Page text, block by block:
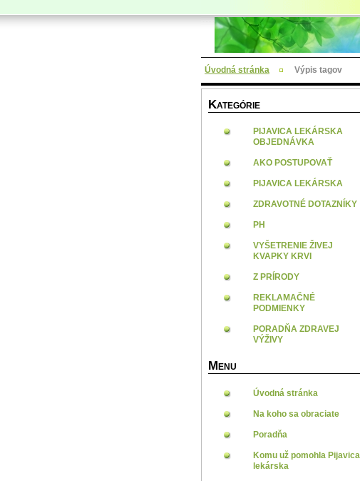
Úvodná stránka Výpis tagov
KATEGÓRIE
PIJAVICA LEKÁRSKA
OBJEDNÁVKA
AKO POSTUPOVAŤ
PIJAVICA LEKÁRSKA
ZDRAVOTNÉ DOTAZNÍKY
PH
VYŠETRENIE ŽIVEJ
KVAPKY KRVI
Z PRÍRODY
REKLAMAČNÉ
PODMIENKY
PORADŇA ZDRAVEJ
VÝŽIVY
M ENU
Úvodná stránka
Na koho sa obraciate
Poradňa
Komu už pomohla Pijavica
lekárska